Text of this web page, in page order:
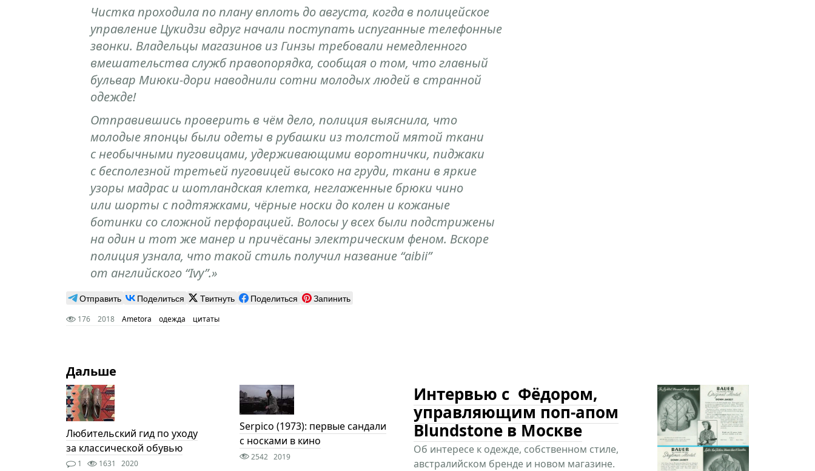
Чистка проходила по плану вплоть до августа, когда в полицейское
управление Цукидзи вдруг начали поступать испуганные телефонные
звонки. Владельцы магазинов из Гинзы требовали немедленного
вмешательства служб правопорядка, сообщая о том, что главный
бульвар Миюки-дори наводнили сотни молодых людей в странной
одежде!
Отправившись проверить в чём дело, полиция выяснила, что
молодые японцы были одеты в рубашки из толстой мятой ткани
с необычными пуговицами, удерживающими воротнички, пиджаки
с бесполезной третьей пуговицей высоко на груди, ткани в яркие
узоры мадрас и шотландская клетка, неглаженные брюки чино
или шорты с подтяжками, чёрные носки до колен и кожаные
ботинки со сложной перфорацией. Волосы у всех были подстрижены
на один и тот же манер и причёсаны электрическим феном. Вскоре
полиция узнала, что такой стиль получил название “aibii”
от английского “Ivy”.»
Отправить Поделиться Твитнуть Поделиться Запинить
176 2018 Ametora одежда цитаты
Дальше
Интервью с Фёдором,
управляющим поп-апом
Blundstone в Москве
Об интересе к одежде, собственном стиле,
австралийском бренде и новом магазине.
Любительский гид по уходу
за классической обувью
1 1631 2020
Serpico (1973): первые сандали
с носками в кино
2542 2019